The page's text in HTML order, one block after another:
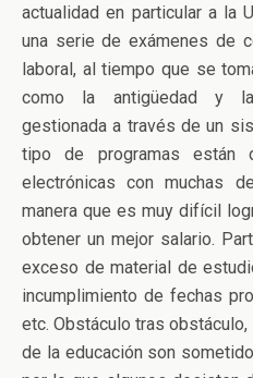
actualidad en particular a la
una serie de exámenes de
laboral, al tiempo que se
como la antigüedad y la
gestionada a través de un
tipo de programas están
electrónicas con muchas
manera que es muy difícil
obtener un mejor salario.
exceso de material de
incumplimiento de fechas
etc. Obstáculo tras
de la educación son